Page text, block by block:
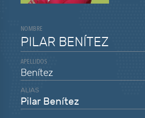
NOMBRE
PILAR BENÍTEZ
APELLIDOS
Benítez
ALIAS
Pilar Benítez